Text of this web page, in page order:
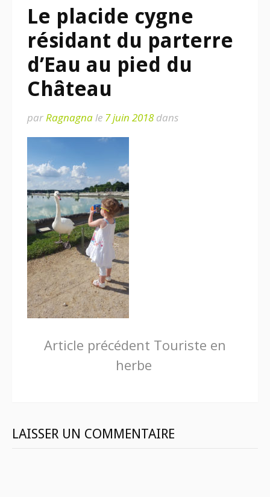
Le placide cygne
résidant du parterre
d’Eau au pied du
Château
parRagnagnale 7 juin 2018dans
Lire
Article précédent Touriste en
herbe
LAISSER UN COMMENTAIRE